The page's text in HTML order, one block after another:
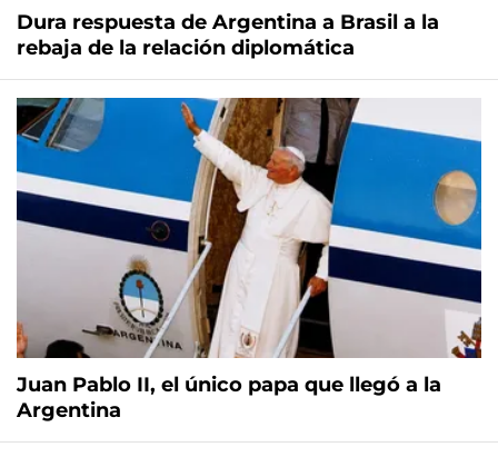
Dura respuesta de Argentina a Brasil a la
rebaja de la relación diplomática
Juan Pablo II, el único papa que llegó a la
Argentina